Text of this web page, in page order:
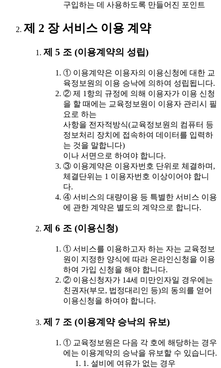
구입하는 데 사용하도록 만들어진 포인트
제 2 장 서비스 이용 계약
제 5 조 (이용계약의 성립)
① 이용계약은 이용자의 이용신청에 대한 교
육정보원의 이용 승낙에 의하여 성립됩니다.
② 제 1항의 규정에 의해 이용자가 이용 신청
을 할 때에는 교육정보원이 이용자 관리시 필
요로 하는
사항을 전자적방식(교육정보원의 컴퓨터 등
정보처리 장치에 접속하여 데이터를 입력하
는 것을 말합니다)
이나 서면으로 하여야 합니다.
③ 이용계약은 이용자번호 단위로 체결하며,
체결단위는 1 이용자번호 이상이어야 합니
다.
④ 서비스의 대량이용 등 특별한 서비스 이용
에 관한 계약은 별도의 계약으로 합니다.
제 6 조 (이용신청)
① 서비스를 이용하고자 하는 자는 교육정보
원이 지정한 양식에 따라 온라인신청을 이용
하여 가입 신청을 해야 합니다.
② 이용신청자가 14세 미만인자일 경우에는
친권자(부모, 법정대리인 등)의 동의를 얻어
이용신청을 하여야 합니다.
제 7 조 (이용계약 승낙의 유보)
① 교육정보원은 다음 각 호에 해당하는 경우
에는 이용계약의 승낙을 유보할 수 있습니다.
1. 설비에 여유가 없는 경우